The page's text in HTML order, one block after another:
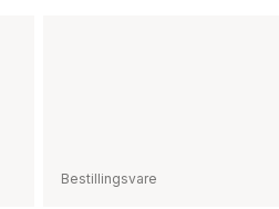
Bestillingsvare